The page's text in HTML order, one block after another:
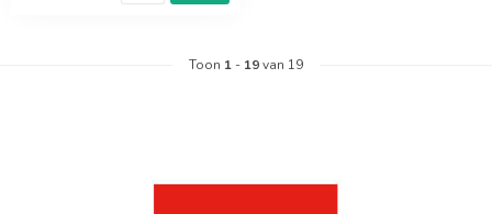
Toon 1 - 19van 19